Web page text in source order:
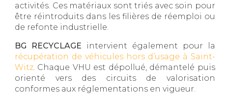
activités. Ces matériaux sont triés avec soin pour
être réintroduits dans les filières de réemploi ou
de refonte industrielle.
BG RECYCLAGE intervient également pour la
récupération de véhicules hors d’usage à Saint-
Witz. Chaque VHU est dépollué, démantelé puis
orienté vers des circuits de valorisation
conformes aux réglementations en vigueur.